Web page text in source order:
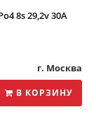
8s 29,2v 30А
г. Москва
В КОРЗИНУ